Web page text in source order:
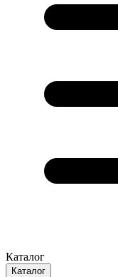
Каталог
Каталог